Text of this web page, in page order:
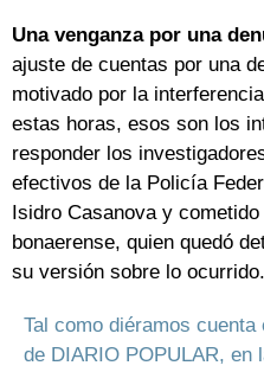
Una venganza por una
ajuste de cuentas por una
motivado por la
estas horas, esos son los
responder los
efectivos de la Policía
Isidro Casanova y
bonaerense, quien quedó
su versión sobre lo ocurrido.
Tal como diéramos
de DIARIO POPULAR, en